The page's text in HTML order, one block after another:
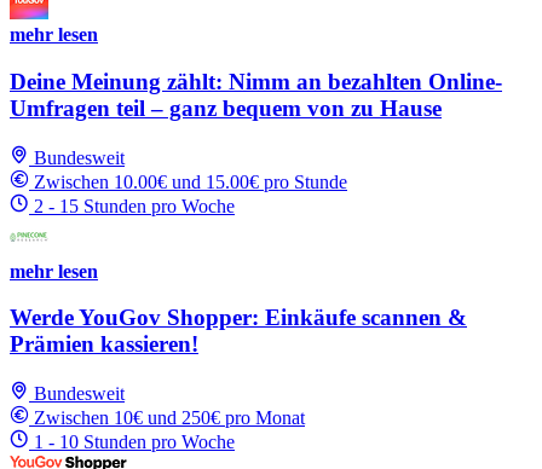
mehr lesen
Deine Meinung zählt: Nimm an bezahlten Online-
Umfragen teil – ganz bequem von zu Hause
Bundesweit
Zwischen 10.00€ und 15.00€ pro Stunde
2 - 15 Stunden pro Woche
mehr lesen
Werde YouGov Shopper: Einkäufe scannen &
Prämien kassieren!
Bundesweit
Zwischen 10€ und 250€ pro Monat
1 - 10 Stunden pro Woche